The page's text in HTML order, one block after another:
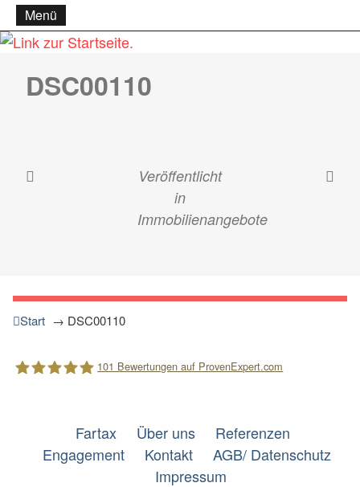
Menü
DSC00110
Veröffentlicht
in
Immobilienangebote
Start → DSC00110
101 Bewertungen auf ProvenExpert.com
Fartax Über uns
Referenzen
Engagement
Kontakt
AGB/ Datenschutz
Impressum